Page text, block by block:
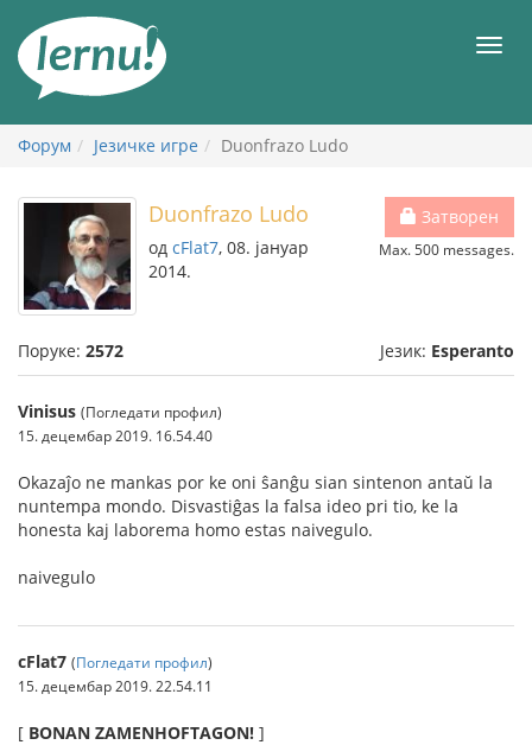
садржају
Форум Језичке игре Duonfrazo Ludo
Затворен
Max. 500 messages.
Duonfrazo Ludo
од cFlat7, 08. јануар
2014.
Поруке: 2572 Језик: Esperanto
Vinisus (Погледати профил)
15. децембар 2019. 16.54.40
Okazaĵo ne mankas por ke oni ŝanĝu sian sintenon antaŭ la
nuntempa mondo. Disvastiĝas la falsa ideo pri tio, ke la
honesta kaj laborema homo estas naivegulo.
naivegulo
cFlat7 (Погледати профил)
15. децембар 2019. 22.54.11
[ BONAN ZAMENHOFTAGON! ]